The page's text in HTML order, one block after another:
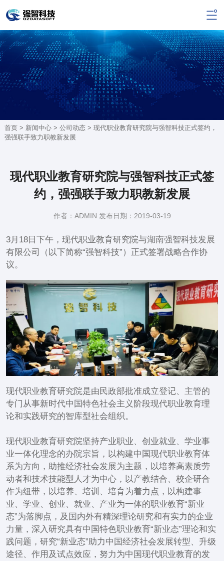
首页 > 新闻中心> 公司动态> 现代职业教育研究院与强智科技正式签约，
强强联手致力职教新发展
现代职业教育研究院与强智科技正式签
约，强强联手致力职教新发展
作者：ADMIN 发布日期：2019-03-19
3月18日下午，现代职业教育研究院与湖南强智科技发展
有限公司（以下简称“强智科技”）正式签署战略合作协
议。
现代职业教育研究院是由民政部批准成立登记、主管的
专门从事新时代中国特色社会主义阶段现代职业教育理
论和实践研究的智库型社会组织。
现代职业教育研究院坚持产业职业、创业就业、学业事
业一体化理念的办院宗旨，以构建中国现代职业教育体
系为方向，助推经济社会发展为主题，以培养高素质劳
动者和技术技能型人才为中心，以产教结合、校企研合
作为纽带，以培养、培训、培育为着力点，以构建事
业、学业、创业、就业、产业为一体的职业教育“新业
态”为落脚点，及国内外有精深理论研究和有实力的企业
力量，深入研究具有中国特色职业教育“新业态”理论和实
践问题，研究“新业态”助力中国经济社会发展转型、升级
途径、作用及试点效应，努力为中国现代职业教育的发